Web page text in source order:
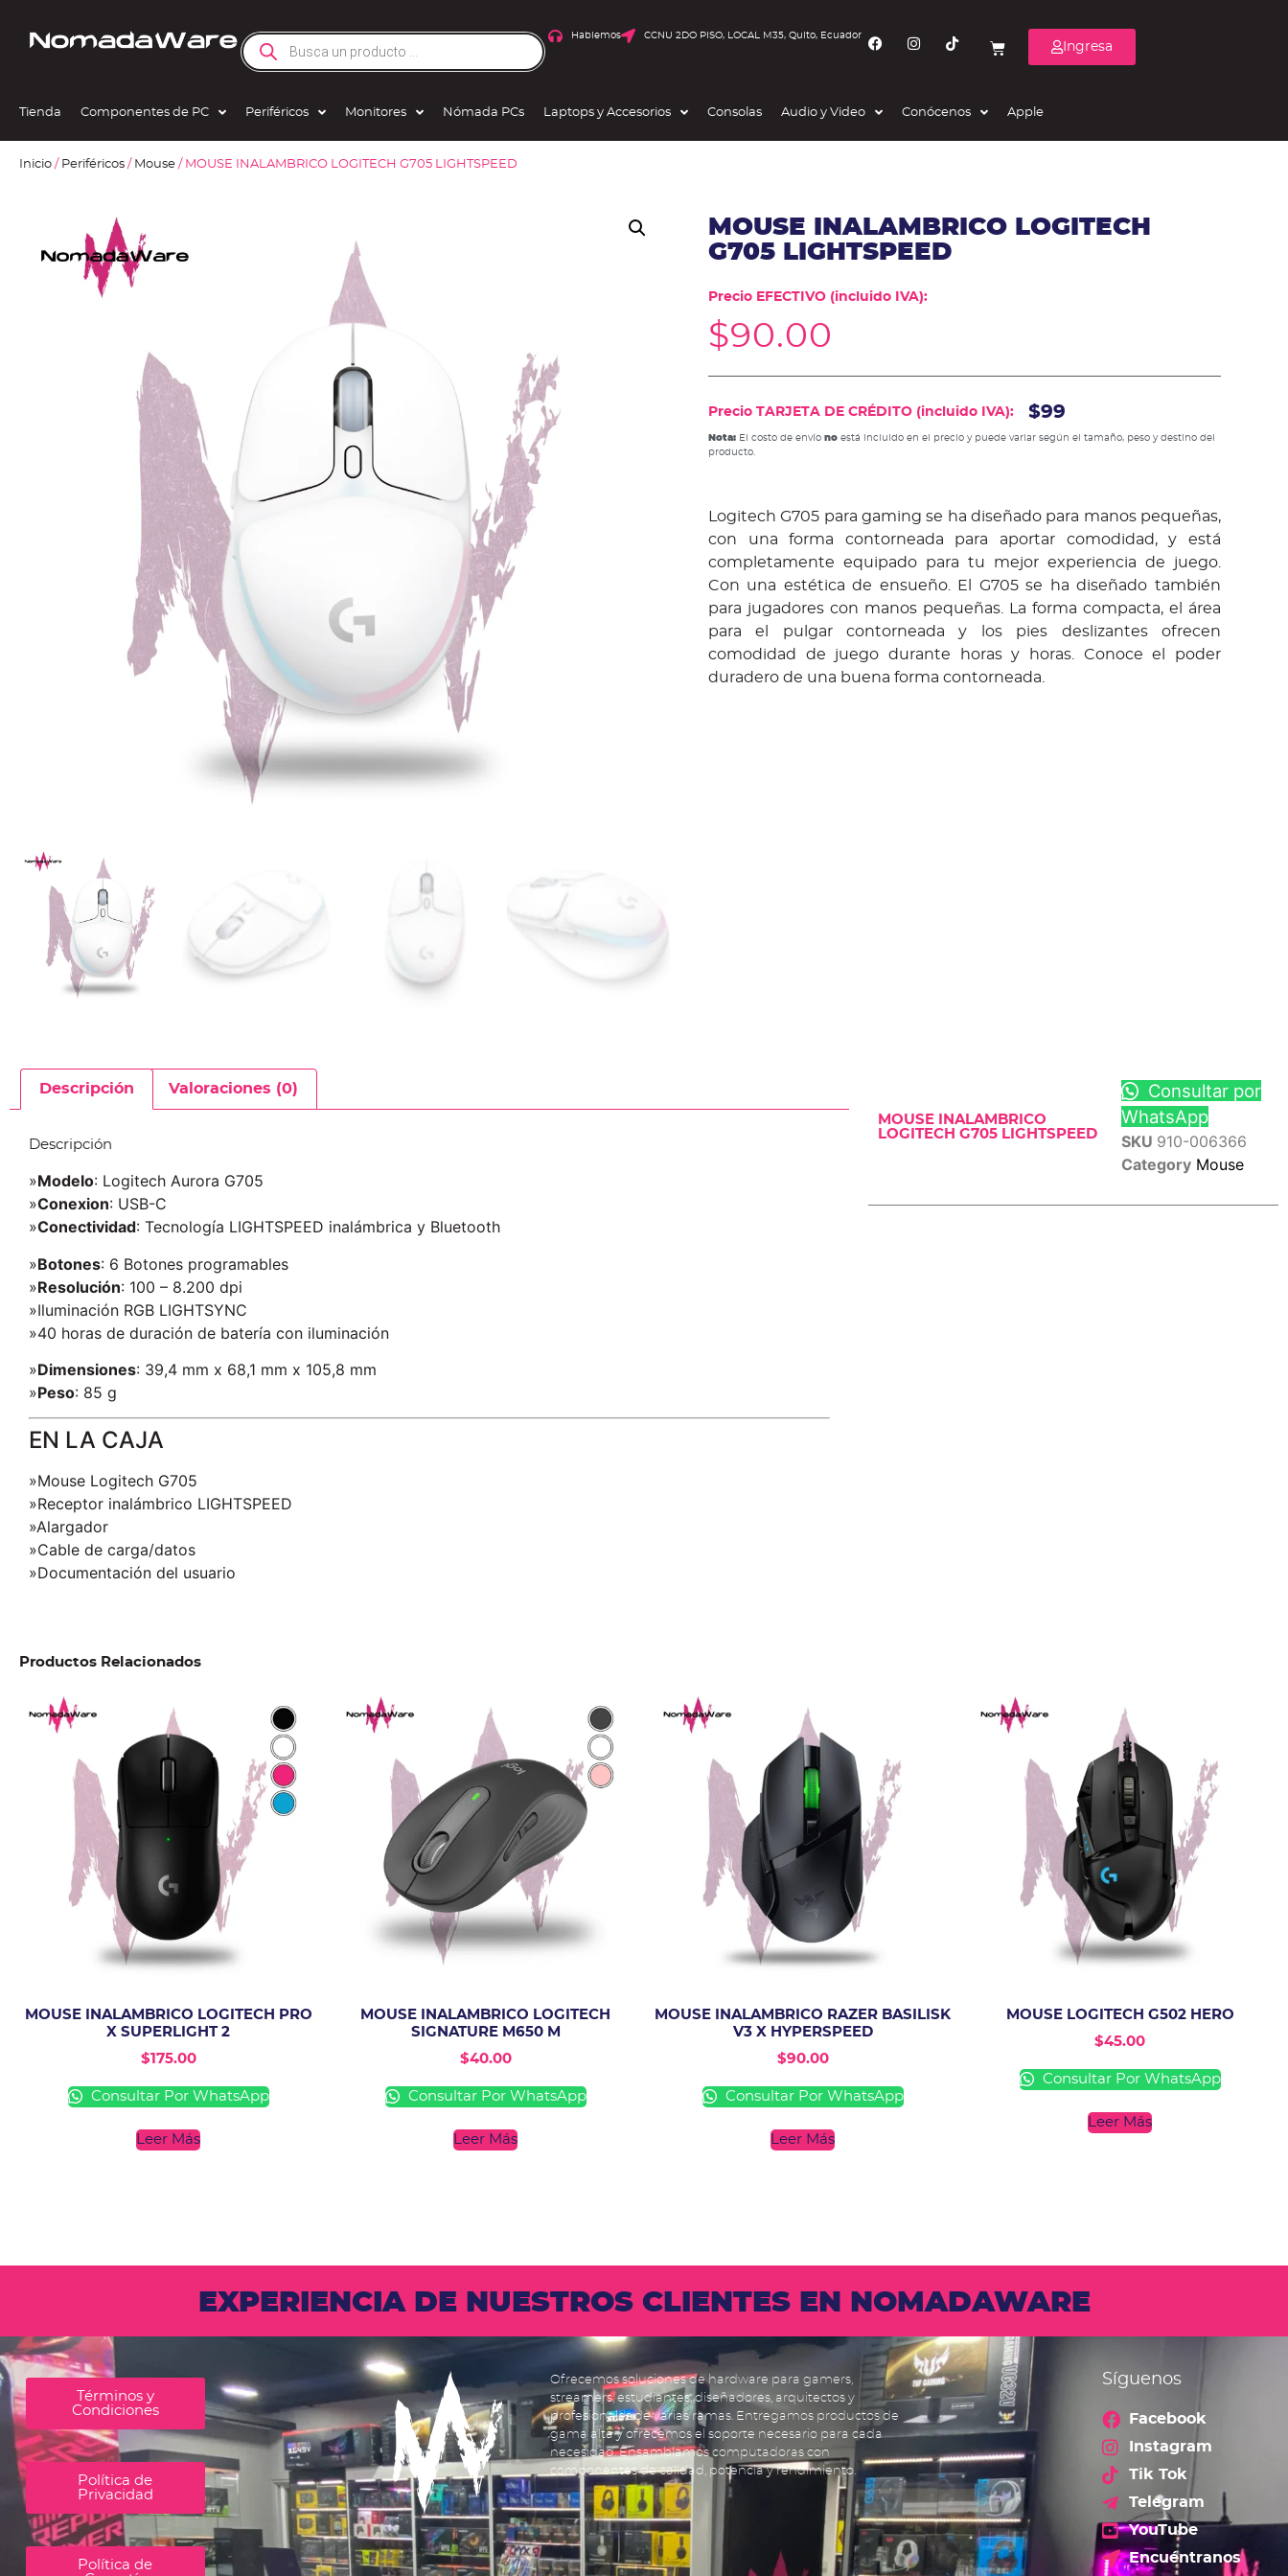
Hablemos CCNU 2DO PISO, LOCAL M35, Quito, Ecuador
Ingresa
Tienda Componentes de PC Periféricos Monitores Nómada PCs Laptops y Accesorios Consolas Audio y Video Conócenos Apple
Inicio / Periféricos / Mouse / MOUSE INALAMBRICO LOGITECH G705 LIGHTSPEED
MOUSE INALAMBRICO LOGITECH
G705 LIGHTSPEED
Precio EFECTIVO (incluido IVA):
$90.00
Precio TARJETA DE CRÉDITO (incluido IVA): $99
Nota:El costo de envío noestá incluido en el precio y puede variar según el tamaño, peso y destino del
producto.
Logitech G705 para gaming se ha diseñado para manos pequeñas,
con una forma contorneada para aportar comodidad, y está
completamente equipado para tu mejor experiencia de juego.
Con una estética de ensueño. El G705 se ha diseñado también
para jugadores con manos pequeñas. La forma compacta, el área
para el pulgar contorneada y los pies deslizantes ofrecen
comodidad de juego durante horas y horas. Conoce el poder
duradero de una buena forma contorneada.
Descripción Valoraciones (0)
Descripción
»Modelo: Logitech Aurora G705
»Conexion: USB-C
»Conectividad: Tecnología LIGHTSPEED inalámbrica y Bluetooth
»Botones: 6 Botones programables
»Resolución: 100 – 8.200 dpi
»Iluminación RGB LIGHTSYNC
»40 horas de duración de batería con iluminación
»Dimensiones: 39,4 mm x 68,1 mm x 105,8 mm
»Peso: 85 g
EN LA CAJA
»Mouse Logitech G705
»Receptor inalámbrico LIGHTSPEED
»Alargador
»Cable de carga/datos
»Documentación del usuario
MOUSE INALAMBRICO
LOGITECH G705 LIGHTSPEED
Consultar por
WhatsApp
SKU 910-006366
Category Mouse
Productos Relacionados
MOUSE INALAMBRICO LOGITECH PRO
X SUPERLIGHT 2
$175.00
Consultar Por WhatsApp
Leer Más
MOUSE INALAMBRICO LOGITECH
SIGNATURE M650 M
$40.00
Consultar Por WhatsApp
Leer Más
MOUSE INALAMBRICO RAZER BASILISK
V3 X HYPERSPEED
$90.00
Consultar Por WhatsApp
Leer Más
MOUSE LOGITECH G502 HERO
$45.00
Consultar Por WhatsApp
Leer Más
EXPERIENCIA DE NUESTROS CLIENTES EN NOMADAWARE
Términos y
Condiciones
Política de
Privacidad
Política de
Ofrecemos soluciones de hardware para gamers,
streamers, estudiantes, diseñadores, arquitectos y
profesionales de varias ramas. Entregamos productos de
gama alta y ofrecemos el soporte necesario para cada
necesidad. Ensamblamos computadoras con
componentes de calidad, potencia y rendimiento.
Síguenos
Facebook
Instagram
Tik Tok
Telegram
YouTube
Encuéntranos